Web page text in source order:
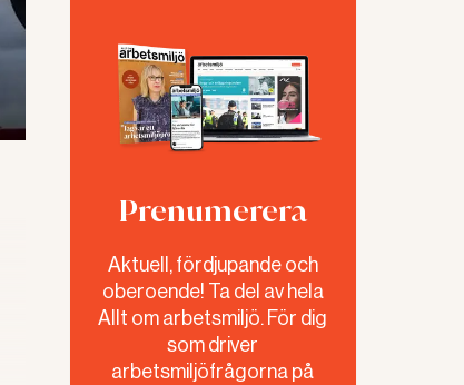
Prenumerera
Aktuell, fördjupande och
oberoende! Ta del av hela
Allt om arbetsmiljö. För dig
som driver
arbetsmiljöfrågorna på